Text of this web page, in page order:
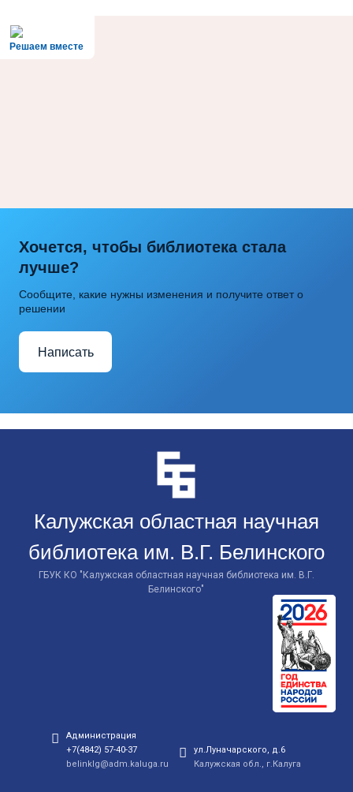
Решаем вместе
Хочется, чтобы библиотека стала
лучше?
Сообщите, какие нужны изменения и получите ответ о
решении
Написать
Калужская областная научная
библиотека им. В.Г. Белинского
ГБУК КО "Калужская областная научная библиотека им. В.Г.
Белинского"
Администрация
+7(4842) 57-40-37
belinklg@adm.kaluga.ru
ул.Луначарского, д.6
Калужская обл., г.Калуга